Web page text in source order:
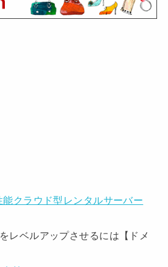
能クラウド型レンタルサーバー
レベルアップさせるには【ドメ